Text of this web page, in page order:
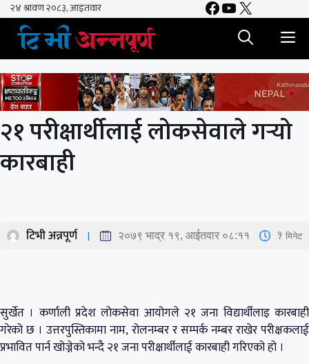
Skip
content
Facebook
YouTube
X
२१ परीक्षार्थीलाई लोकसेवाले गर्‍यो
कारबाही
टिभी अन्नपूर्ण २०७९ भाद्र १९, आईतवार ०८:११ 1 मिनेट
सुर्खेत । कर्णाली प्रदेश लोकसेवा आयोगले २१ जना विद्यार्थीलाइ कारबाही
गरेको छ । उत्तरपुस्तिकामा नाम, रोलनम्बर र सम्पर्क नम्बर राखेर परीक्षकलाई
प्रभावित पार्न खोज्नेको भन्दै २१ जना परीक्षार्थीलाई कारबाही गरिएको हो ।